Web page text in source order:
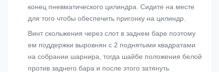
конец пневматического цилиндра. Сидите на месте
для того чтобы обеспечить пригонку на цилиндр.
Винт скольжения через слот в заднем баре поэтому
ем поддержки выровнян с 2 поднятыми квадратами
на собрании шарнира, тогда шайбе положения белой
против заднего бара и после этого затянуть